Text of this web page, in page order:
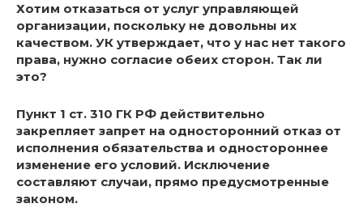
Хотим отказаться от услуг управляющей
организации, поскольку не довольны их
качеством. УК утверждает, что у нас нет такого
права, нужно согласие обеих сторон. Так ли
это?
Пункт 1 ст. 310 ГК РФ действительно
закрепляет запрет на односторонний отказ от
исполнения обязательства и одностороннее
изменение его условий. Исключение
составляют случаи, прямо предусмотренные
законом.